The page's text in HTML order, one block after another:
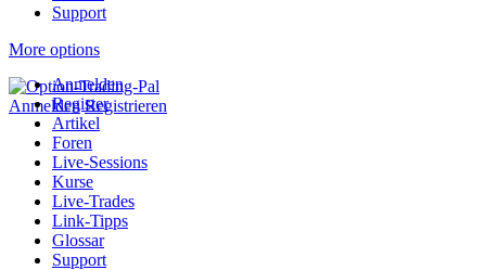
Support
More options
Anmelden Registrieren
Anmelden
Register
Artikel
Foren
Live-Sessions
Kurse
Live-Trades
Link-Tipps
Glossar
Support